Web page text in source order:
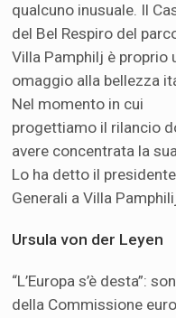
qualcuno inusuale. Il
del Bel Respiro del
Villa Pamphilj è proprio
omaggio alla bellezza
Nel momento in cui
progettiamo il rilancio
avere concentrata la
Lo ha detto il
Generali a Villa
Ursula von der Leyen
“L’Europa s’è desta”:
della Commissione